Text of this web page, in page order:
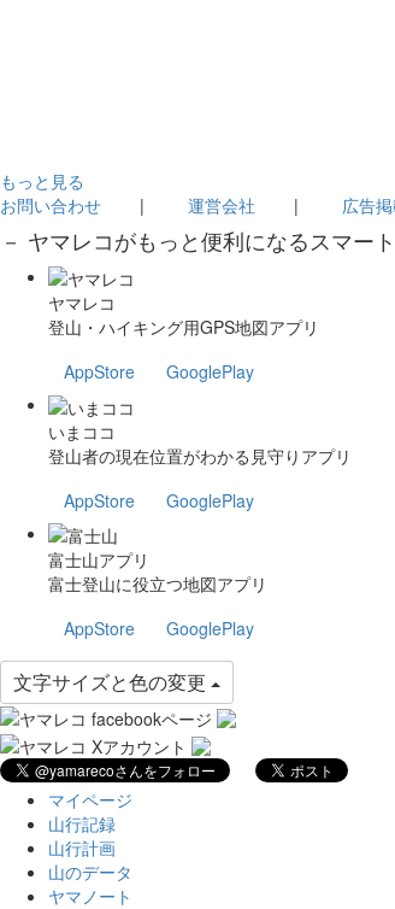
もっと見る
お問い合わせ | 運営会社 | 広告
－ ヤマレコがもっと便利になるスマー
ヤマレコ
登山・ハイキング用GPS地図アプリ
AppStore
GooglePlay
いまココ
登山者の現在位置がわかる見守りアプリ
AppStore
GooglePlay
富士山アプリ
富士登山に役立つ地図アプリ
AppStore
GooglePlay
文字サイズと色の変更
マイページ
山行記録
山行計画
山のデータ
ヤマノート